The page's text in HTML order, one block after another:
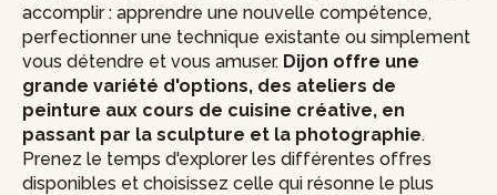
accomplir : apprendre une nouvelle compétence,
perfectionner une technique existante ou simplement
vous détendre et vous amuser. Dijon offre une
grande variété d'options, des ateliers de
peinture aux cours de cuisine créative, en
passant par la sculpture et la photographie.
Prenez le temps d'explorer les différentes offres
disponibles et choisissez celle qui résonne le plus